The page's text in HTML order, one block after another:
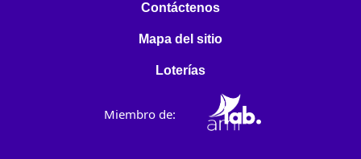
Contáctenos
Mapa del sitio
Loterías
Miembro de: